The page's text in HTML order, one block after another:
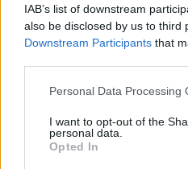
IAB’s list of downstream
also be disclosed by us to third
Downstream Participants that
Personal Data Processing
I want to opt-out of the
personal data.
Opted In
15/01/2020 - 12:04